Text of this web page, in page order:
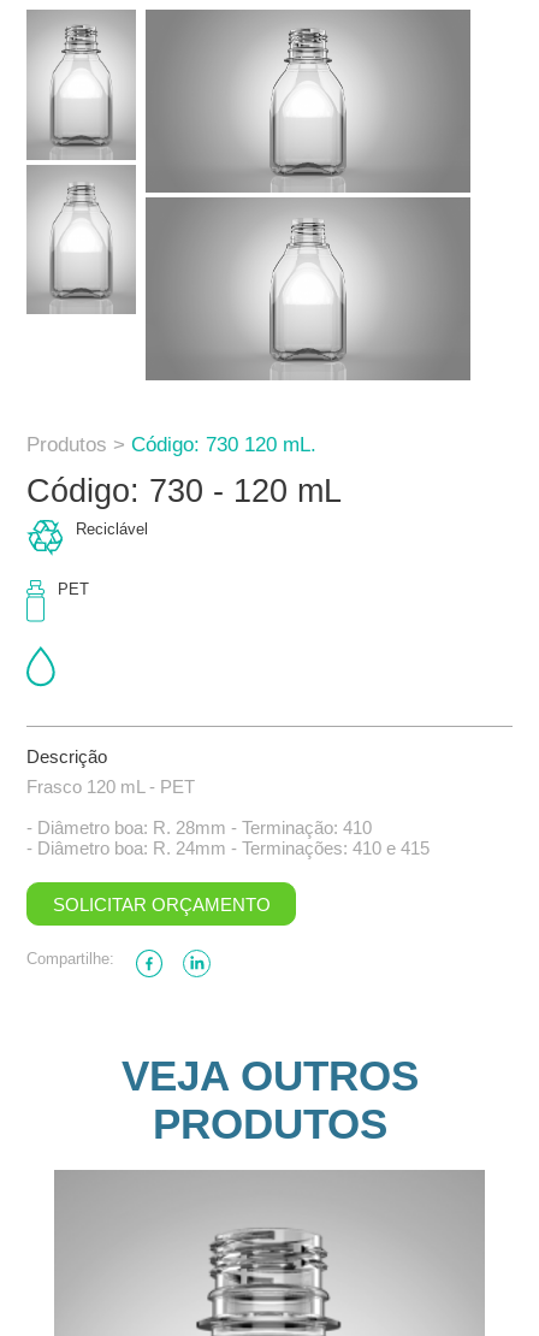
Produtos >Código: 730 120 mL.
Código: 730 - 120 mL
Reciclável
PET
Descrição
Frasco 120 mL - PET
- Diâmetro boa: R. 28mm - Terminação: 410
- Diâmetro boa: R. 24mm - Terminações: 410 e 415
SOLICITAR ORÇAMENTO
Compartilhe:
VEJA OUTROS
PRODUTOS